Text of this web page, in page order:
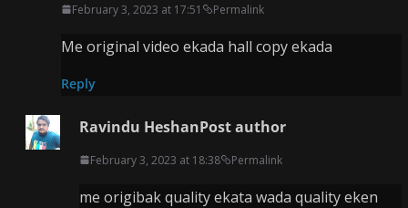
February 3, 2023 at 17:51 Permalink
Me original video ekada hall copy ekada
Reply
Ravindu HeshanPost author
February 3, 2023 at 18:38 Permalink
me origibak quality ekata wada quality eken